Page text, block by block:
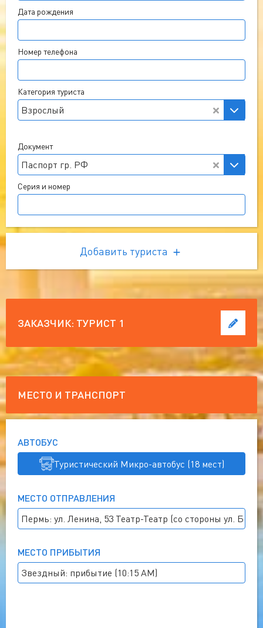
Дата рождения
Номер телефона
Категория туриста
Взрослый
Документ
Паспорт гр. РФ
Серия и номер
Добавить туриста
ЗАКАЗЧИК: ТУРИСТ 1
МЕСТО И ТРАНСПОРТ
АВТОБУС
Туристический Микро-автобус (18 мест)
МЕСТО ОТПРАВЛЕНИЯ
Пермь: ул. Ленина, 53 Театр-Театр (со стороны ул.
МЕСТО ПРИБЫТИЯ
Звездный: прибытие (10:15 AM)